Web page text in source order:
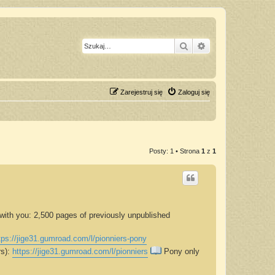
Szukaj
Zaloguj się
Zarejestruj się
Posty: 1 • Strona 1 z 1
you: 2,500 pages of previously unpublished
jige31.gumroad.com/l/pionniers-pony
https://jige31.gumroad.com/l/pionniers
Pony only